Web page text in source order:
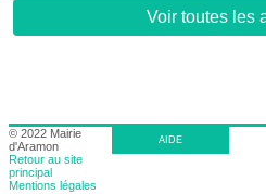
Voir toutes les
© 2022 Mairie
d'Aramon
Retour au site
principal
Mentions légales
AIDE